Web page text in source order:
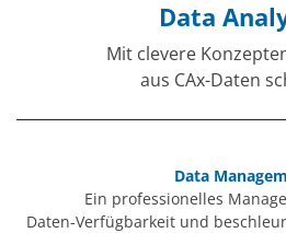
Data
Mit clevere
aus CAx-Daten
Data
Ein professionelles
Daten-Verfügbarkeit und